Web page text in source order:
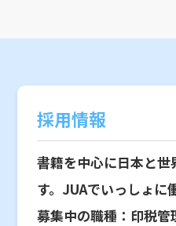
採用情報
書籍を中心に日本と
す。JUAでいっしょに
募集中の職種：印税管